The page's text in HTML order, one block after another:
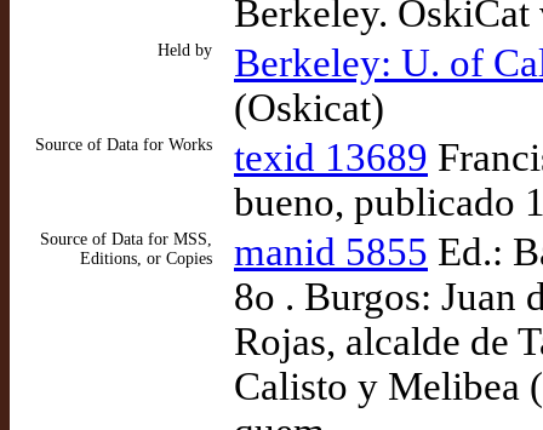
Berkeley.
Held by
Berkeley: U. of
(Oskicat)
Source of Data for Works texid 13689
bueno, publicado
Source of Data for MSS,
Editions, or Copies
manid 5855 Ed.:
8o . Burgos: Juan
Rojas, alcalde de
Calisto y Melibea